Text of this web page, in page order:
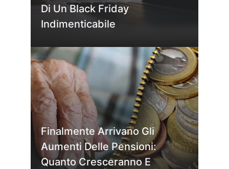
Di Un Black Friday
Indimenticabile
Finalmente Arrivano Gli
Aumenti Delle Pensioni:
Quanto Cresceranno E